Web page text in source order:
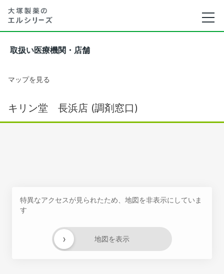
取扱い医療機関・店舗
マップを見る
キリン堂 長浜店 (調剤窓口)
特異なアクセスが見られたため、地図を非表示にしていま
す
地図を表示
›